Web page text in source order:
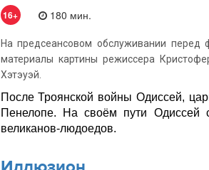
16+ 180 мин.
На предсеансовом обслуживании перед
материалы картины режиссера
Хэтэуэй.
После Троянской войны Одиссей,
Пенелопе. На своём пути Одиссей
великанов-людоедов.